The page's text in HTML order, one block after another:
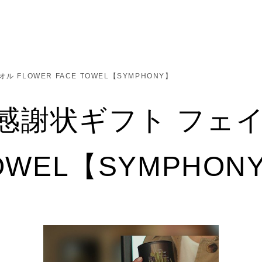
ル FLOWER FACE TOWEL【SYMPHONY】
謝状ギフト フェ
【